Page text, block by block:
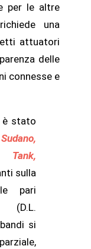
per le altre
una
attuatori
delle
connesse e
è stato
Tank,
sulla
pari
(D.L.
si